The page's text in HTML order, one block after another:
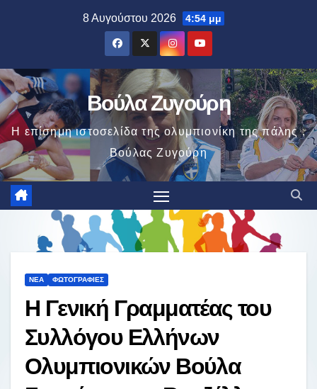
8 Αυγούστου 2026 4:54 μμ
Βούλα Ζυγούρη
Η επίσημη ιστοσελίδα της ολυμπιονίκη της πάλης ,
Βούλας Ζυγούρη
ΝΈΑ ΦΩΤΟΓΡΑΦΊΕΣ
Η Γενική Γραμματέας του
Συλλόγου Ελλήνων
Ολυμπιονικών Βούλα